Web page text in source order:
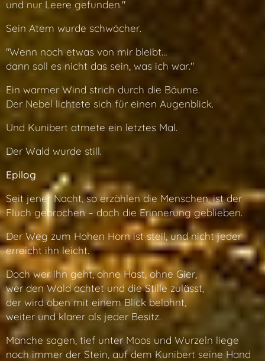
und nur Leere gefunden."
Sein Atem wurde schwächer.
"Wenn noch etwas von mir bleibt…
dann soll es nicht das sein, was ich war."
Ein warmer Wind strich durch die Bäume.
Der Nebel lichtete sich für einen Augenblick.
Und Kunibert atmete ein letztes Mal.
Der Wald wurde still.
Epilog
Seit jener Nacht, so erzählen die Menschen, ist der
Fluch gebrochen – doch die Erinnerung geblieben.
Der Weg zum Hohen Horn ist steil, und nicht jeder
erreicht ihn leicht.
Doch wer ihn geht, ohne Hast, ohne Gier,
wer den Wald achtet und die Stille zulässt,
der wird oben mit einem Blick belohnt,
weiter und klarer als jeder Besitz.
Manche sagen, tief unter Moos und Wurzeln liege
noch immer der Stein, auf dem Kunibert seine Hand